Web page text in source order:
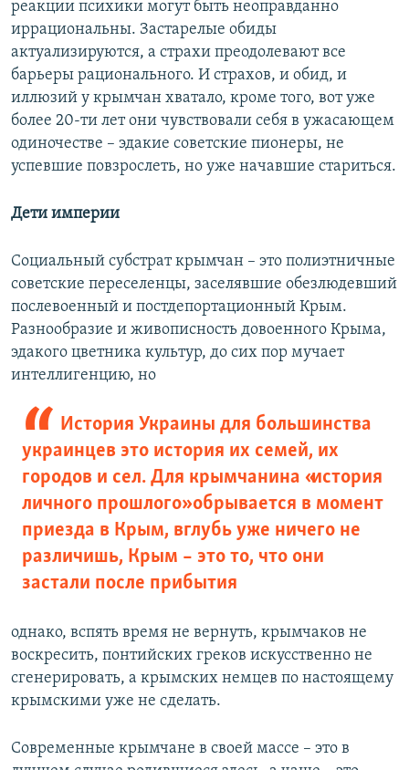
реакции психики могут быть неоправданно
иррациональны. Застарелые обиды
актуализируются, а страхи преодолевают все
барьеры рационального. И страхов, и обид, и
иллюзий у крымчан хватало, кроме того, вот уже
более 20-ти лет они чувствовали себя в ужасающем
одиночестве – эдакие советские пионеры, не
успевшие повзрослеть, но уже начавшие стариться.
Дети империи
Социальный субстрат крымчан – это полиэтничные
советские переселенцы, заселявшие обезлюдевший
послевоенный и постдепортационный Крым.
Разнообразие и живописность довоенного Крыма,
эдакого цветника культур, до сих пор мучает
интеллигенцию, но
История Украины для большинства
украинцев это история их семей, их
городов и сел. Для крымчанина «история
личного прошлого» обрывается в момент
приезда в Крым, вглубь уже ничего не
различишь, Крым – это то, что они
застали после прибытия
однако, вспять время не вернуть, крымчаков не
воскресить, понтийских греков искусственно не
сгенерировать, а крымских немцев по настоящему
крымскими уже не сделать.
Современные крымчане в своей массе – это в